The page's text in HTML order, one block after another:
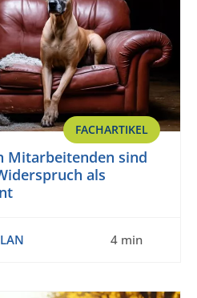
FACHARTIKEL
Mitarbeitenden sind
als
4 min